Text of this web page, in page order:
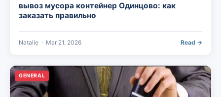
вывоз мусора контейнер Одинцово: как
заказать правильно
Natalie · Mar 21, 2026 Read →
GENERAL